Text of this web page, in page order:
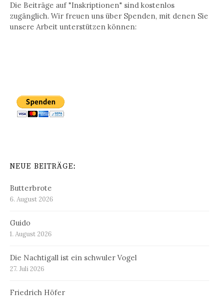
Die Beiträge auf "Inskriptionen" sind kostenlos
zugänglich. Wir freuen uns über Spenden, mit denen Sie
unsere Arbeit unterstützen können:
NEUE BEITRÄGE:
Butterbrote
6. August 2026
Guido
1. August 2026
Die Nachtigall ist ein schwuler Vogel
27. Juli 2026
Friedrich Höfer